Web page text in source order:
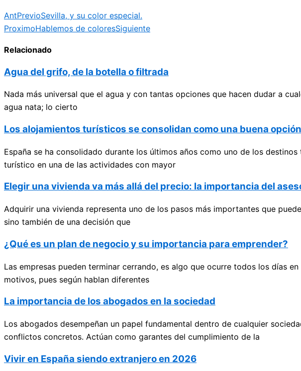
AntPrevioSevilla, y su color especial.
ProximoHablemos de coloresSiguiente
Relacionado
Agua del grifo, de la botella o filtrada
Nada más universal que el agua y con tantas opciones que hacen dudar a
agua nata; lo cierto
Los alojamientos turísticos se consolidan como una buena
España se ha consolidado durante los últimos años como uno de los
turístico en una de las actividades con mayor
Elegir una vivienda va más allá del precio: la importancia del
Adquirir una vivienda representa uno de los pasos más importantes que
sino también de una decisión que
¿Qué es un plan de negocio y su importancia para emprender?
Las empresas pueden terminar cerrando, es algo que ocurre todos los días
motivos, pues según hablan diferentes
La importancia de los abogados en la sociedad
Los abogados desempeñan un papel fundamental dentro de cualquier
conflictos concretos. Actúan como garantes del cumplimiento de la
Vivir en España siendo extranjero en 2026